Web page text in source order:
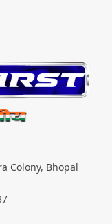
Colony, Bhopal